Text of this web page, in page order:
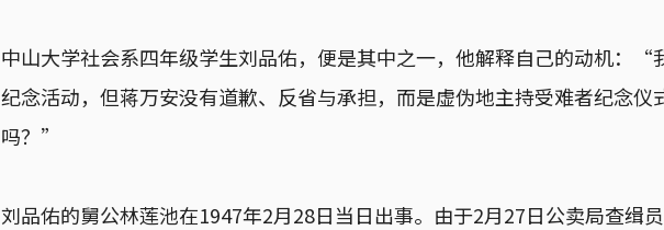
中山大学社会系四年级学生刘品佑，便是其中之一，他解释自己的动机：“
纪念活动，但蒋万安没有道歉、反省与承担，而是虚伪地主持受难者纪念仪
吗？”
刘品佑的舅公林莲池在1947年2月28日当日出事。由于2月27日公卖局查缉